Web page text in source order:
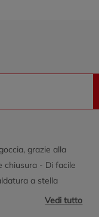
grazie alla
chiusura - Di facile
a stella
Vedi tutto